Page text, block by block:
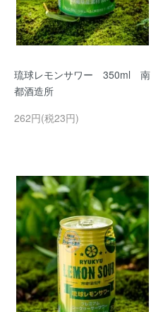
琉球レモンサワー 350ml 南
都酒造所
262円(税23円)